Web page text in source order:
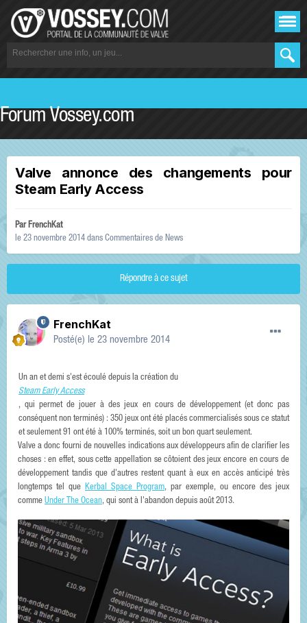
Forum Vossey.com
Valve annonce des changements pour
Steam Early Access
ParFrenchKat
le 23 novembre 2014 dans Commentaires de News
Répondre à ce sujet
FrenchKat
Posté(e) le 23 novembre 2014
Un an et demi s'est écoulé depuis la création du
Steam Early Access
, qui permet de jouer à des jeux en cours de développement (et donc pas
conséquent non terminés) : 350 jeux ont été placés commercialisés sous ce statut
et seulement 91 ont été à 100% terminés, soit un bon quart seulement.
Valve a donc fourni de nouvelles indications aux développeurs afin de clarifier les
choses : en effet, sous cette appellation se côtoient des jeux encore en cours de
développement tandis que d'autres restent quant à eux en accès anticipé très
longtemps tel que Kerbal Space Program, par exemple, ou encore des jeux
comme Under The Ocean, qui sont à l'abandon depuis août 2013.